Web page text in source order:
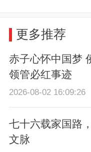
更多推荐
赤子心怀中国梦
领管必红事迹
2026-08-02 16:09:26
七十六载家国路
文脉